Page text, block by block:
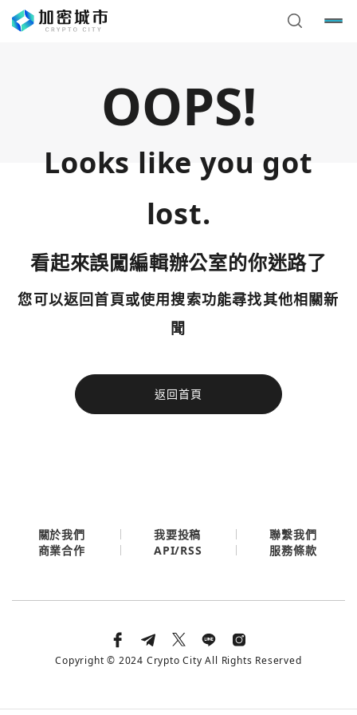
OOPS!
Looks like you got
lost.
看起來誤闖編輯辦公室的你迷路了
您可以返回首頁或使用搜索功能尋找其他相關新
聞
返回首頁
今日熱門
使用以下帳號繼續
您已閒置5分鐘，請點擊關閉按鈕或空白處，即可回到加密
今日熱門
關於我們 我要投稿
聯繫我們
商業合作
API/RSS 服務條款
Copyright © 2024 Crypto City All Rights Reserved